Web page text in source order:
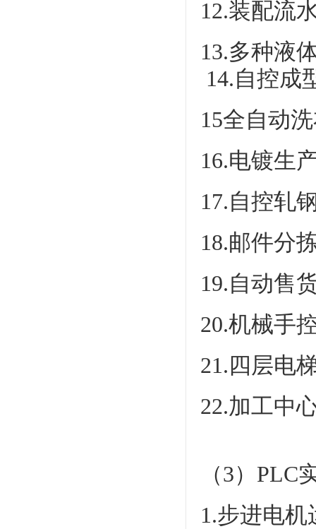
12.装配流
13.多种液
14.自控成
15全自动
16.电镀生
17.自控轧
18.邮件分
19.自动售
20.机械手
21.四层电
22.加工中
（3）PLC
1.步进电机